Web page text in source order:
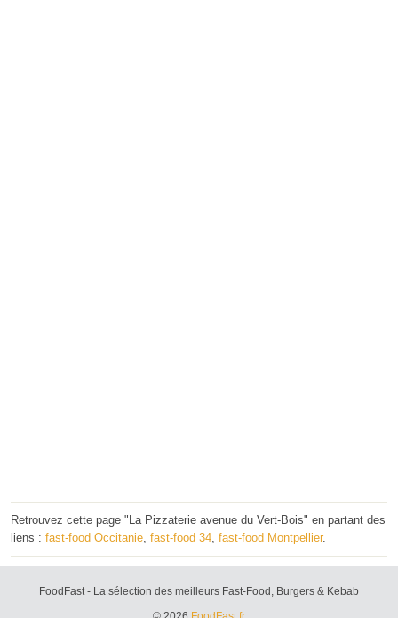
Retrouvez cette page "La Pizzaterie avenue du Vert-Bois" en partant des
liens : fast-food Occitanie, fast-food 34, fast-food Montpellier.
FoodFast - La sélection des meilleurs Fast-Food, Burgers & Kebab